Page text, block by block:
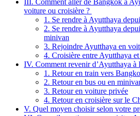
voiture ou croisière ?
1. Se rendre à Ayutthaya
2. Se rendre à Ayutthaya
minivan
3. Rejoindre Ayutthaya en
4. Croisière entre Ayutthaya
IV. Comment revenir d’Ayutthaya à
1. Retour en train vers
2. Retour en bus ou en
3. Retour en voiture privée
4. Retour en croisière sur le
V. Quel moyen choisir selon votre